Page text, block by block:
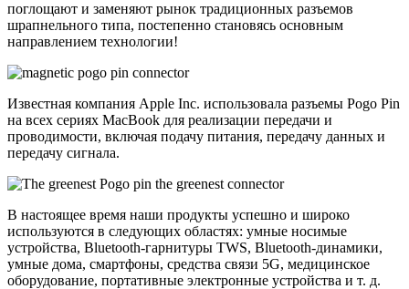
поглощают и заменяют рынок традиционных разъемов
шрапнельного типа, постепенно становясь основным
направлением технологии!
Известная компания Apple Inc. использовала разъемы Pogo Pin
на всех сериях MacBook для реализации передачи и
проводимости, включая подачу питания, передачу данных и
передачу сигнала.
В настоящее время наши продукты успешно и широко
используются в следующих областях: умные носимые
устройства, Bluetooth-гарнитуры TWS, Bluetooth-динамики,
умные дома, смартфоны, средства связи 5G, медицинское
оборудование, портативные электронные устройства и т. д.